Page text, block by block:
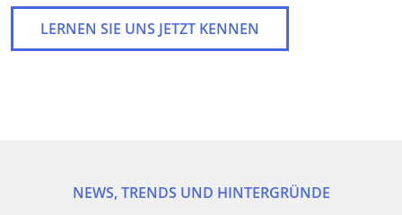
LERNEN SIE UNS JETZT KENNEN
NEWS, TRENDS UND HINTERGRÜNDE